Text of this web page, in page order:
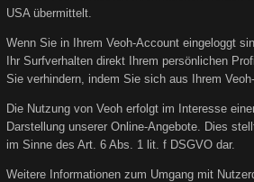
USA übermittelt.
Wenn Sie in Ihrem Veoh-Account eingeloggt
Ihr Surfverhalten direkt Ihrem persönlichen
Sie verhindern, indem Sie sich aus Ihrem
Die Nutzung von Veoh erfolgt im Interesse
Darstellung unserer Online-Angebote. Dies
im Sinne des Art. 6 Abs. 1 lit. f DSGVO dar.
Weitere Informationen zum Umgang mit